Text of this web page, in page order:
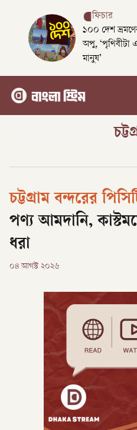
ফিচার
১০০ দেশ
অপু, ‘পৃথিবীটা
মানুষ’
চট্টগ্রাম বন্দরের
পণ্য আমদানি,
ধরা
০৪ আগস্ট ২০২৬